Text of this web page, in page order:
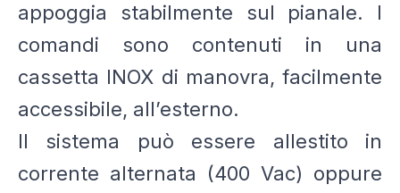
appoggia stabilmente sul pianale. I
comandi sono contenuti in una
cassetta INOX di manovra, facilmente
accessibile, all’esterno.
Il sistema può essere allestito in
corrente alternata (400 Vac) oppure